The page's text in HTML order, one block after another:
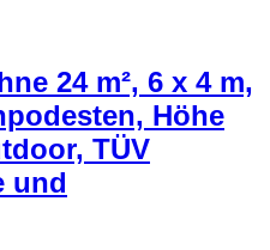
24 m², 6 x 4 m,
Höhe
TÜV
und